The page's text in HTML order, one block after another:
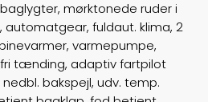
mørktonede ruder i
fuldaut. klima, 2
varmepumpe,
tænding, adaptiv fartpilot
bakspejl, udv. temp.